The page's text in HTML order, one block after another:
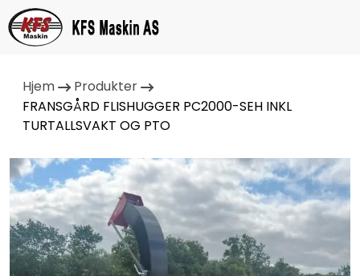
Hjem
Produkter
FRANSGÅRD FLISHUGGER PC2000-SEH INKL
TURTALLSVAKT OG PTO